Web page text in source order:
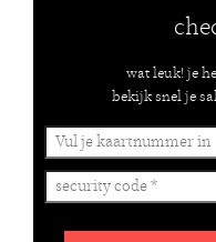
wat leuk! je
bekijk snel je